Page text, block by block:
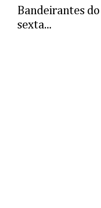
Bandeirantes
sexta...